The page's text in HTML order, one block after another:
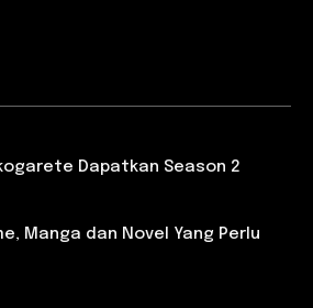
Dapatkan Season 2
Manga dan Novel Yang Perlu